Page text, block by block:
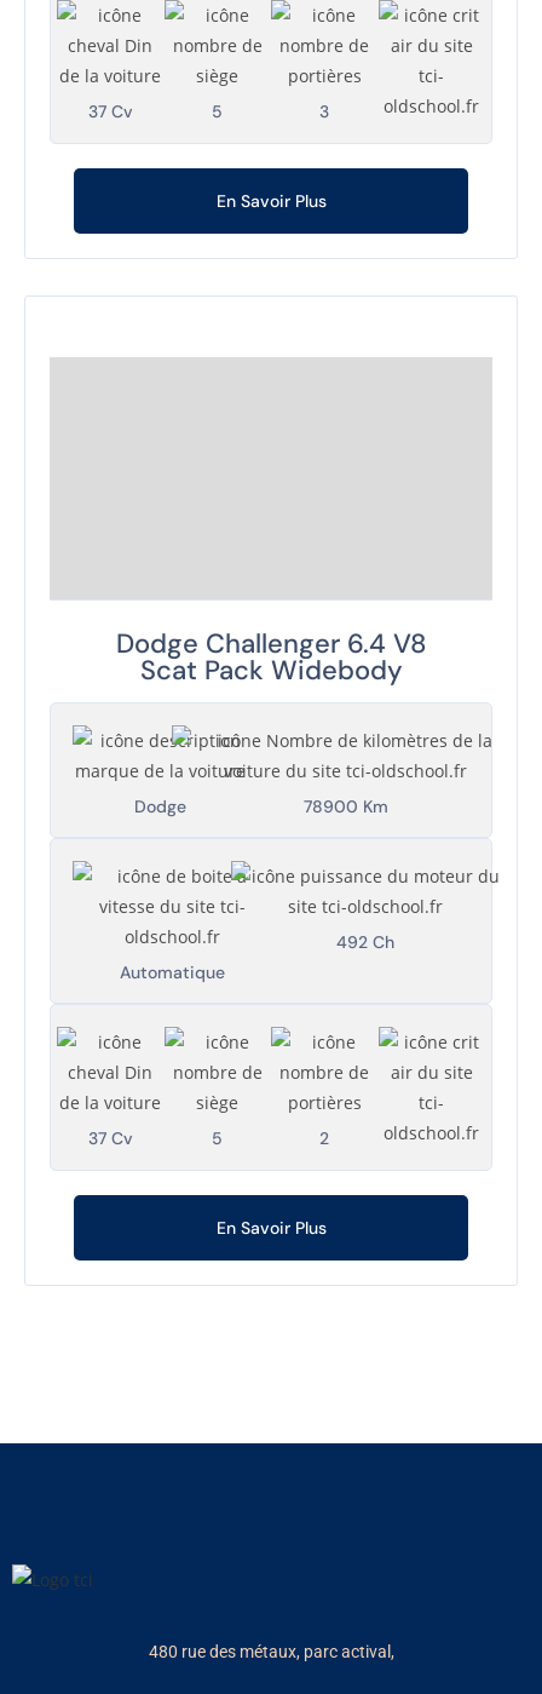
37 Cv 5 3
En Savoir Plus
Dodge Challenger 6.4 V8
Scat Pack Widebody
Dodge 78900 Km
Automatique
492 Ch
37 Cv 5 2
En Savoir Plus
480 rue des métaux, parc actival,